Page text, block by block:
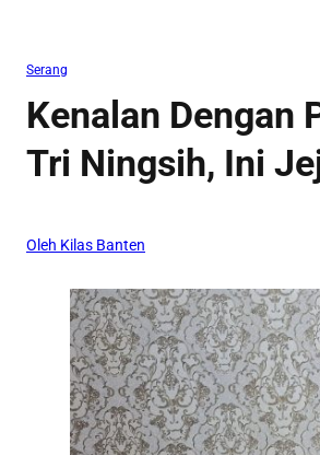
Serang
Kenalan Dengan
Tri Ningsih, Ini
Oleh Kilas Banten